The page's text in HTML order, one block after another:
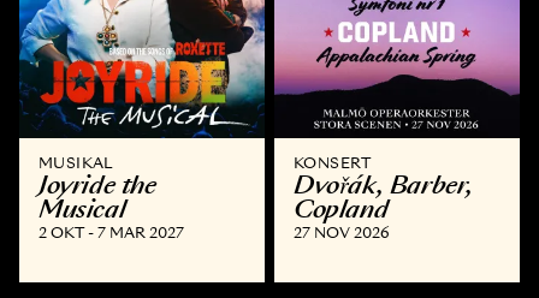
MUSIKAL
Joyride the
Musical
2 OKT - 7 MAR 2027
KONSERT
Dvořák, Barber,
Copland
27 NOV 2026